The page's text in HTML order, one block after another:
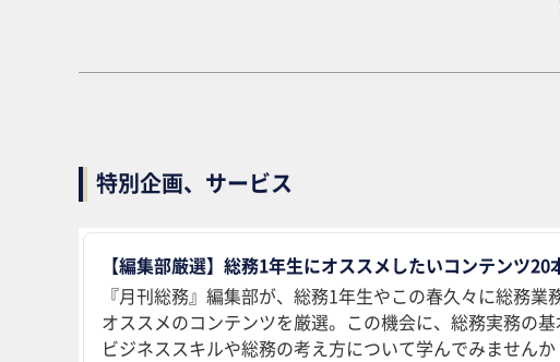
特別企画、サービス
【編集部厳選】総務1年生にオススメしたいコンテンツ20
『月刊総務』編集部が、総務1年生やこの春久々に総務業
オススメのコンテンツを厳選。この機会に、総務実務の基
ビジネススキルや総務の考え方について学んでみませんか